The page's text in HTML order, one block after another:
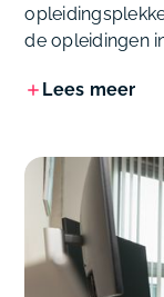
de opleidingen
Lees meer